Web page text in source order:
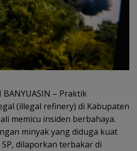
BANYUASIN – Praktik
(illegal refinery) di Kabupaten
memicu insiden berbahaya.
minyak yang diduga kuat
dilaporkan terbakar di